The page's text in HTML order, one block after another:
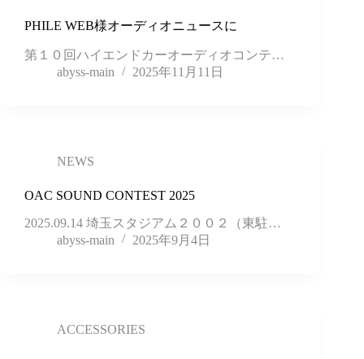
PHILE WEB様オーディオニュースに
第１０回ハイエンドカーオーディオコンテ…
abyss-main
2025年11月11日
NEWS
OAC SOUND CONTEST 2025
2025.09.14 埼玉スタジアム２００２（東駐…
abyss-main
2025年9月4日
ACCESSORIES